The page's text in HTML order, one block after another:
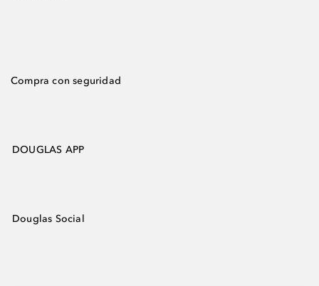
Compra con seguridad
DOUGLAS APP
Douglas Social